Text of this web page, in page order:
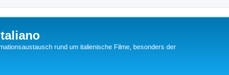
rund um italienische Filme, besonders der